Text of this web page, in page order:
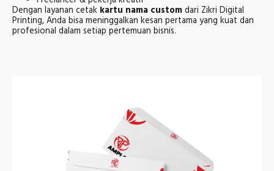
Dengan layanan cetak kartu nama customdari Zikri Digital
Printing, Anda bisa meninggalkan kesan pertama yang kuat dan
profesional dalam setiap pertemuan bisnis.